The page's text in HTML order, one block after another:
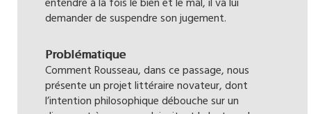
demander de suspendre son jugement.
Problématique
Comment Rousseau, dans ce passage, nous
présente un projet littéraire novateur, dont
l’intention philosophique débouche sur un